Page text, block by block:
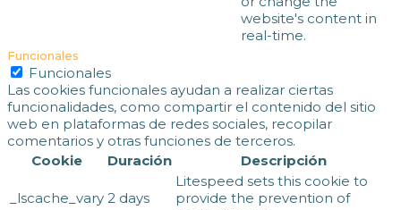
website's content in
real-time.
Funcionales
Funcionales
Las cookies funcionales ayudan a realizar ciertas
funcionalidades, como compartir el contenido del sitio
web en plataformas de redes sociales, recopilar
comentarios y otras funciones de terceros.
Cookie
Duración Descripción
_lscache_vary 2 days
Litespeed sets this cookie to
provide the prevention of